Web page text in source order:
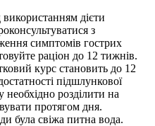
використанням дієти
з
симптомів гострих
раціон до 12 тижнів.
курс становить до 12
підшлункової
розділити на
протягом дня.
була свіжа питна вода.